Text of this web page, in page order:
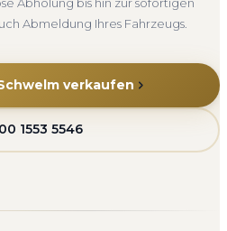
Abmeldung Ihres Fahrzeugs.
verkaufen
1553 5546